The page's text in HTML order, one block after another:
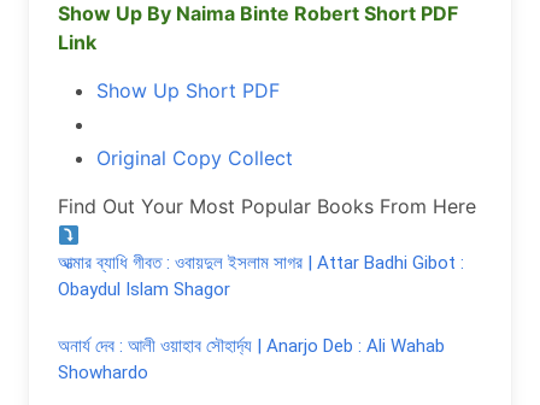
Show Up By Naima Binte Robert Short PDF
Link
Show Up Short PDF
Original Copy Collect
Find Out Your Most Popular Books From Here
আত্মার ব্যাধি গীবত : ওবায়দুল ইসলাম সাগর | Attar Badhi Gibot :
Obaydul Islam Shagor
অনার্য দেব : আলী ওয়াহাব সৌহার্দ্য | Anarjo Deb : Ali Wahab
Showhardo